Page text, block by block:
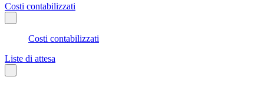
Costi contabilizzati
Costi contabilizzati
Liste di attesa